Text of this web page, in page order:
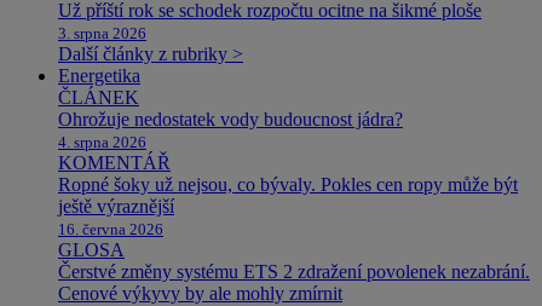
Už příští rok se schodek rozpočtu ocitne na šikmé ploše
3. srpna 2026
Další články z rubriky >
Energetika
ČLÁNEK
Ohrožuje nedostatek vody budoucnost jádra?
4. srpna 2026
KOMENTÁŘ
Ropné šoky už nejsou, co bývaly. Pokles cen ropy může být
ještě výraznější
16. června 2026
GLOSA
Čerstvé změny systému ETS 2 zdražení povolenek nezabrání.
Cenové výkyvy by ale mohly zmírnit